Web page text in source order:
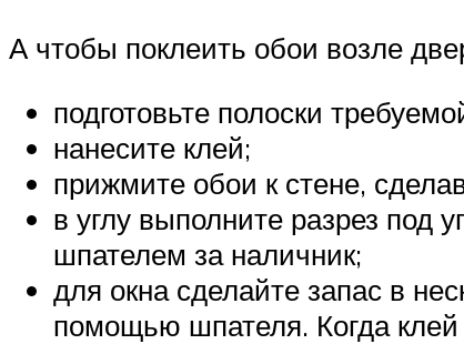
А чтобы поклеить обои возле
подготовьте полоски
нанесите клей;
прижмите обои к стене,
в углу выполните разрез под
шпателем за наличник;
для окна сделайте запас в
помощью шпателя. Когда клей